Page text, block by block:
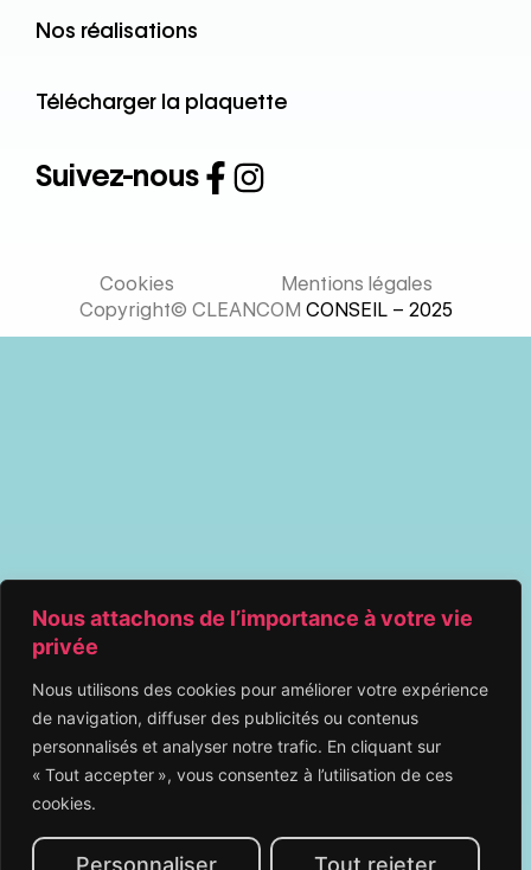
Nous attachons de l’importance à votre vie
privée
Nous utilisons des cookies pour améliorer votre expérience
de navigation, diffuser des publicités ou contenus
personnalisés et analyser notre trafic. En cliquant sur
« Tout accepter », vous consentez à l’utilisation de ces
cookies.
Personnaliser Tout rejeter
Nos réalisations
Télécharger la plaquette
Suivez-nous
Cookies
Mentions légales
Copyright© CLEANCOM CONSEIL – 2025